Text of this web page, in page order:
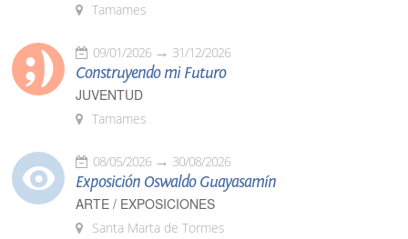
Tamames
09/01/2026 31/12/2026
Construyendo mi Futuro
JUVENTUD
Tamames
08/05/2026 30/08/2026
Exposición Oswaldo Guayasamín
ARTE / EXPOSICIONES
Santa Marta de Tormes